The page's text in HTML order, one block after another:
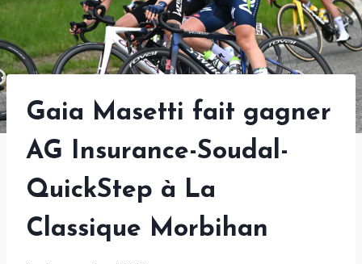
Gaia Masetti fait gagner
AG Insurance-Soudal-
QuickStep à La
Classique Morbihan